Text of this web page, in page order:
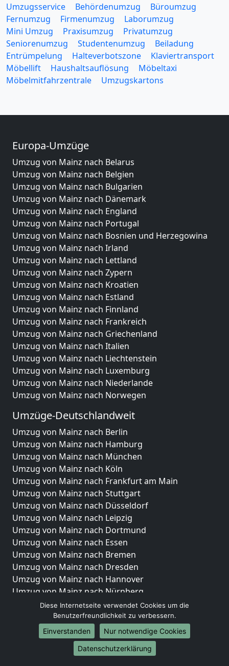
Umzugsservice Behördenumzug
Büroumzug
Fernumzug
Firmenumzug
Laborumzug
Mini Umzug
Praxisumzug
Privatumzug
Seniorenumzug
Studentenumzug
Beiladung
Entrümpelung
Halteverbotszone
Klaviertransport
Möbellift
Haushaltsauflösung
Möbeltaxi
Möbelmitfahrzentrale
Umzugskartons
Europa-Umzüge
Umzug von Mainz nach Belarus
Umzug von Mainz nach Belgien
Umzug von Mainz nach Bulgarien
Umzug von Mainz nach Dänemark
Umzug von Mainz nach England
Umzug von Mainz nach Portugal
Umzug von Mainz nach Bosnien und Herzegowina
Umzug von Mainz nach Irland
Umzug von Mainz nach Lettland
Umzug von Mainz nach Zypern
Umzug von Mainz nach Kroatien
Umzug von Mainz nach Estland
Umzug von Mainz nach Finnland
Umzug von Mainz nach Frankreich
Umzug von Mainz nach Griechenland
Umzug von Mainz nach Italien
Umzug von Mainz nach Liechtenstein
Umzug von Mainz nach Luxemburg
Umzug von Mainz nach Niederlande
Umzug von Mainz nach Norwegen
Umzüge-Deutschlandweit
Umzug von Mainz nach Berlin
Umzug von Mainz nach Hamburg
Umzug von Mainz nach München
Umzug von Mainz nach Köln
Umzug von Mainz nach Frankfurt am Main
Umzug von Mainz nach Stuttgart
Umzug von Mainz nach Düsseldorf
Umzug von Mainz nach Leipzig
Umzug von Mainz nach Dortmund
Umzug von Mainz nach Essen
Umzug von Mainz nach Bremen
Umzug von Mainz nach Dresden
Umzug von Mainz nach Hannover
Umzug von Mainz nach Nürnberg
Umzug von Mainz nach Duisburg
Umzug von Mainz nach Bochum
Umzug von Mainz nach Wuppertal
Umzug von Mainz nach Bielefeld
Umzug von Mainz nach Bonn
Diese Internetseite verwendet Cookies um die
Benutzerfreundlichkeit zu verbessern.
Einverstanden
Nur notwendige Cookies
Datenschutzerklärung